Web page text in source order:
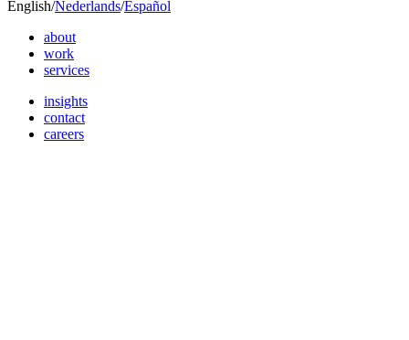
English/Nederlands/Español
about
work
services
insights
contact
careers